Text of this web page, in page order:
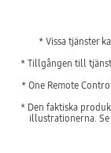
* Vissa tjänster
* Tillgången till
* One Remote
* Den faktiska
illustrationerna.